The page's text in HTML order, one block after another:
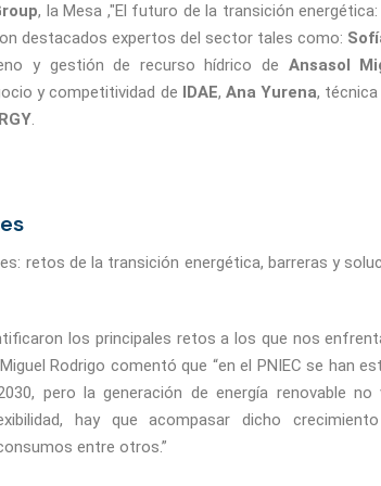
, la Mesa ,"El futuro de la transición
destacados expertos del sector tales como:
y gestión de recurso hídrico de Ansasol
y competitividad de IDAE, Ana Yurena, técnica
.
retos de la transición energética, barreras y
los principales retos a los que nos
Rodrigo comentó que “en el PNIEC se han
pero la generación de energía renovable
hay que acompasar dicho
entre otros.”